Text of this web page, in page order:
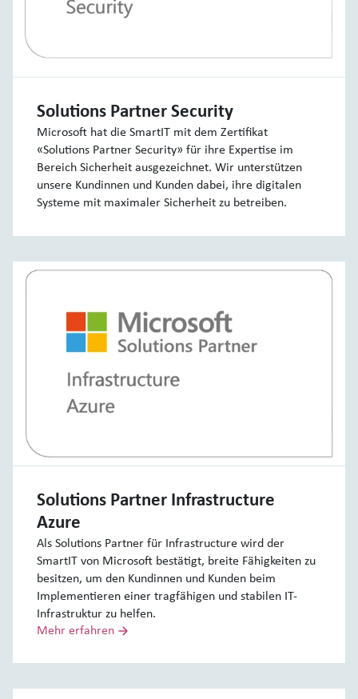
Solutions Partner Security
Microsoft hat die SmartIT mit dem Zertifikat
«Solutions Partner Security» für ihre Expertise im
Bereich Sicherheit ausgezeichnet. Wir unterstützen
unsere Kundinnen und Kunden dabei, ihre digitalen
Systeme mit maximaler Sicherheit zu betreiben.
Solutions Partner Infrastructure
Azure
Als Solutions Partner für Infrastructure wird der
SmartIT von Microsoft bestätigt, breite Fähigkeiten zu
besitzen, um den Kundinnen und Kunden beim
Implementieren einer tragfähigen und stabilen IT-
Infrastruktur zu helfen.
Mehr erfahren